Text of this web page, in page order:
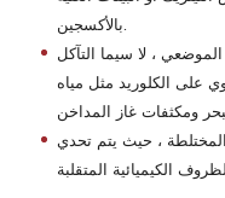
بالأكسجين.
، لا سيما التآكل
على الكلوريد مثل مياه
المختلطة ، حيث يتم تحدي